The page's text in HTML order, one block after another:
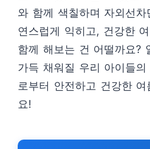
와 함께 색칠하며 자외선
연스럽게 익히고, 건강한
함께 해보는 건 어떨까요?
가득 채워질 우리 아이들
로부터 안전하고 건강한
요!